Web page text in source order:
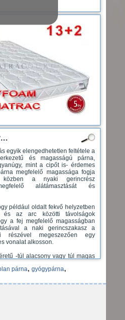
egyik elengedhetetlen feltétele a
és magasságú párna,
mint a cipőt is- érdemes
megfelelő magassága fogja
közben a nyaki gerincrész
alátámasztását és
például oldalt fekvő helyzetben
és az arc közötti távolságok
a fej megfelelő magasságban
a naki gerincszakasz a
részével megeszezően egy
vonalat alkosson.
-túl alacsony vagy túl magas
és a nyaki gerincrész melletti
alapanyagokból, a
és eltérő magasságokban
legpontosabban kielégítsék a
támasztott ergonómiai, -higiéniai
párna, gyógypárna,